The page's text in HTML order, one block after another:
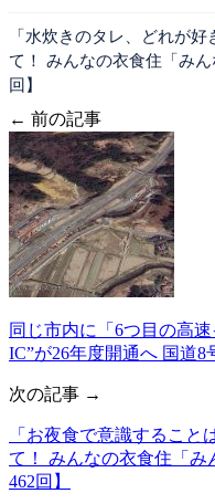
「水炊きのタレ、どれが
て！ みんなの衣食住「み
回】
← 前の記事
同じ市内に「6つ目の高
IC”が26年度開通へ 国道8
次の記事 →
「お夜食で意識すること
て！ みんなの衣食住「み
462回】